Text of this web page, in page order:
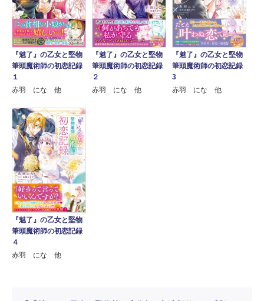
『魅了』の乙女と堅物
筆頭魔術師の初恋記録
１
赤羽 にな 他
『魅了』の乙女と堅物
筆頭魔術師の初恋記録
２
赤羽 にな 他
『魅了』の乙女と堅物
筆頭魔術師の初恋記録
3
赤羽 にな 他
『魅了』の乙女と堅物
筆頭魔術師の初恋記録
４
赤羽 にな 他